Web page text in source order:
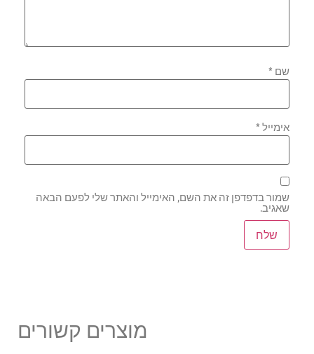
שם*
אימייל*
שמור בדפדפן זה את השם, האימייל והאתר שלי לפעם הבאה
שאגיב.
מוצרים קשורים